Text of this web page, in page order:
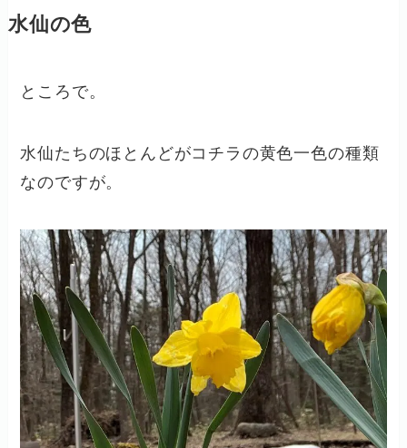
水仙の色
ところで。
水仙たちのほとんどがコチラの黄色一色の種類
なのですが。